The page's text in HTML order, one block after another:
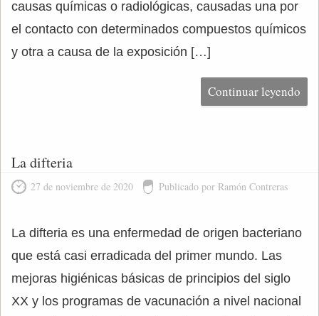
causas químicas o radiológicas, causadas una por
el contacto con determinados compuestos químicos
y otra a causa de la exposición […]
Continuar leyendo
La difteria
27 de noviembre de 2020 Publicado por Ramón Contreras
La difteria es una enfermedad de origen bacteriano
que está casi erradicada del primer mundo. Las
mejoras higiénicas básicas de principios del siglo
XX y los programas de vacunación a nivel nacional